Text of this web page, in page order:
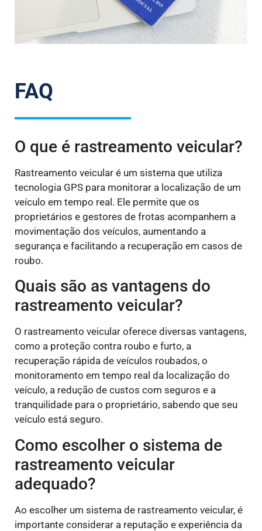
FAQ
O que é rastreamento veicular?
Rastreamento veicular é um sistema que utiliza
tecnologia GPS para monitorar a localização de um
veículo em tempo real. Ele permite que os
proprietários e gestores de frotas acompanhem a
movimentação dos veículos, aumentando a
segurança e facilitando a recuperação em casos de
roubo.
Quais são as vantagens do
rastreamento veicular?
O rastreamento veicular oferece diversas vantagens,
como a proteção contra roubo e furto, a
recuperação rápida de veículos roubados, o
monitoramento em tempo real da localização do
veículo, a redução de custos com seguros e a
tranquilidade para o proprietário, sabendo que seu
veículo está seguro.
Como escolher o sistema de
rastreamento veicular
adequado?
Ao escolher um sistema de rastreamento veicular, é
importante considerar a reputação e experiência da